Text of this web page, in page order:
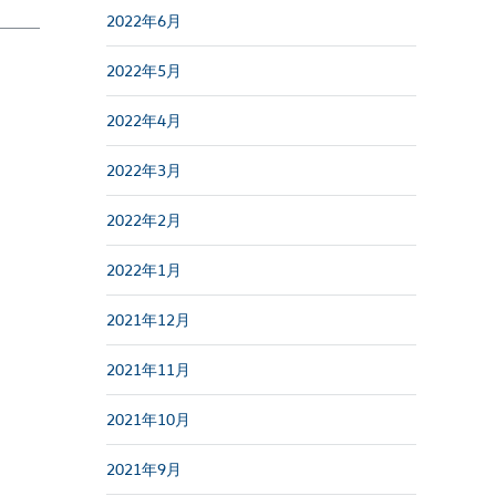
2022年6月
2022年5月
2022年4月
2022年3月
2022年2月
2022年1月
2021年12月
2021年11月
2021年10月
2021年9月